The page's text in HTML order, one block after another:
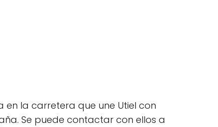
en la carretera que une Utiel con
Se puede contactar con ellos a